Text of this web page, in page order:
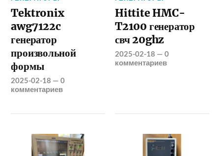
Tektronix
awg7122c
генератор
произвольной
формы
2025-02-18 —0
комментариев
Hittite HMC-
T2100 генератор
свч 20ghz
2025-02-18 —0
комментариев